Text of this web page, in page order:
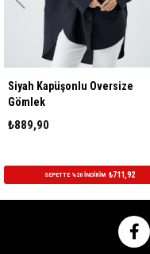
Oversize
SEPETTE %20 İNDİRİM ₺711,92